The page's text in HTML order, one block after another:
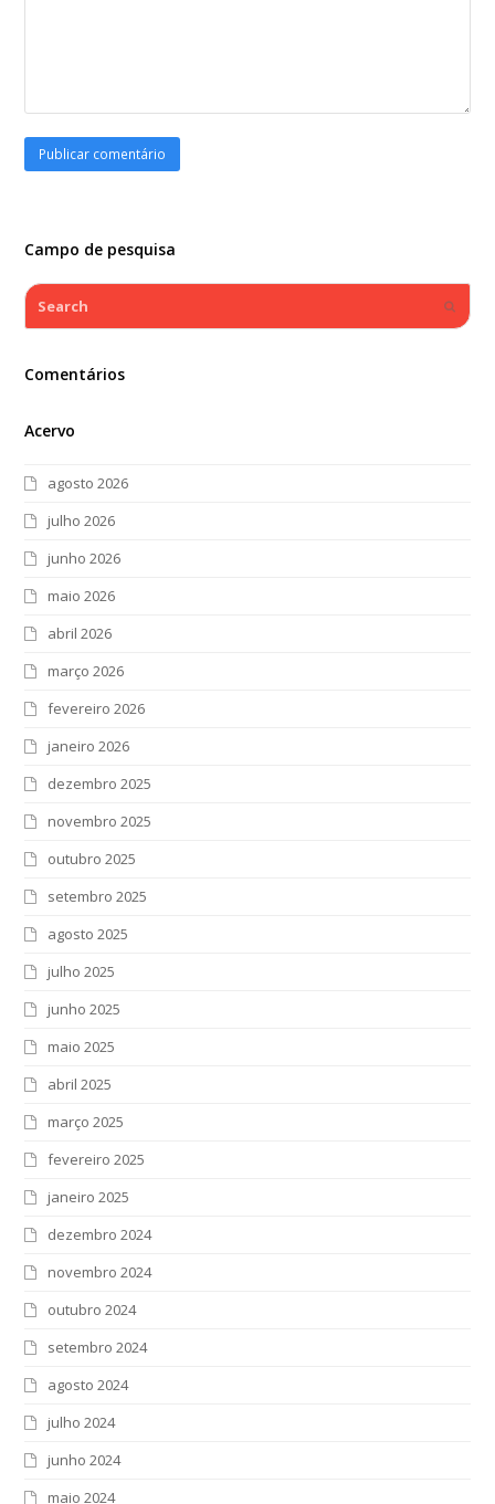
Campo de pesquisa
Search
Comentários
Acervo
agosto 2026
julho 2026
junho 2026
maio 2026
abril 2026
março 2026
fevereiro 2026
janeiro 2026
dezembro 2025
novembro 2025
outubro 2025
setembro 2025
agosto 2025
julho 2025
junho 2025
maio 2025
abril 2025
março 2025
fevereiro 2025
janeiro 2025
dezembro 2024
novembro 2024
outubro 2024
setembro 2024
agosto 2024
julho 2024
junho 2024
maio 2024